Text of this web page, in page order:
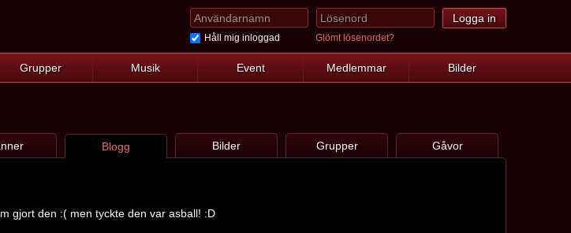
Håll mig inloggad Glömt lösenordet?
Grupper Musik Event Medlemmar Bilder
Blogg Bilder Grupper Gåvor
gjort den :( men tyckte den var asball! :D